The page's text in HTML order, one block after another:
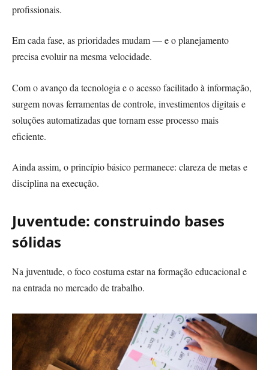
profissionais.
Em cada fase, as prioridades mudam — e o planejamento
precisa evoluir na mesma velocidade.
Com o avanço da tecnologia e o acesso facilitado à informação,
surgem novas ferramentas de controle, investimentos digitais e
soluções automatizadas que tornam esse processo mais
eficiente.
Ainda assim, o princípio básico permanece: clareza de metas e
disciplina na execução.
Juventude: construindo bases
sólidas
Na juventude, o foco costuma estar na formação educacional e
na entrada no mercado de trabalho.